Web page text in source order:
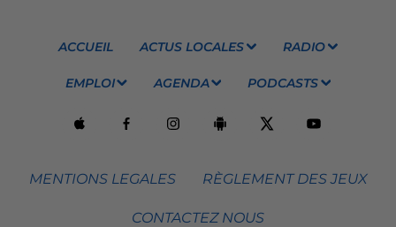
ACCUEIL ACTUS LOCALES RADIO
EMPLOI AGENDA PODCASTS
MENTIONS LEGALES RÈGLEMENT DES JEUX
CONTACTEZ NOUS